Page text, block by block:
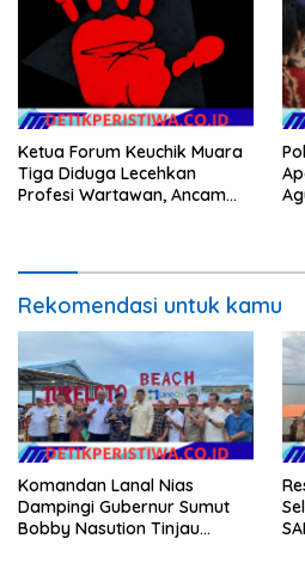
Ketua Forum Keuchik Muara
Tiga Diduga Lecehkan
Profesi Wartawan, Ancam
Rekomendasi untuk kamu
Komandan Lanal Nias
Dampingi Gubernur Sumut
Bobby Nasution Tinjau